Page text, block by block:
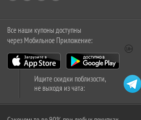
Все наши купоны доступны
через Мобильное Приложение:
Ищите скидки поблизости,
не выходя из чата: